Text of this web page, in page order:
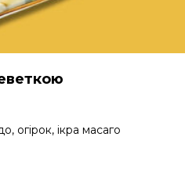
огірок, ікра масаго